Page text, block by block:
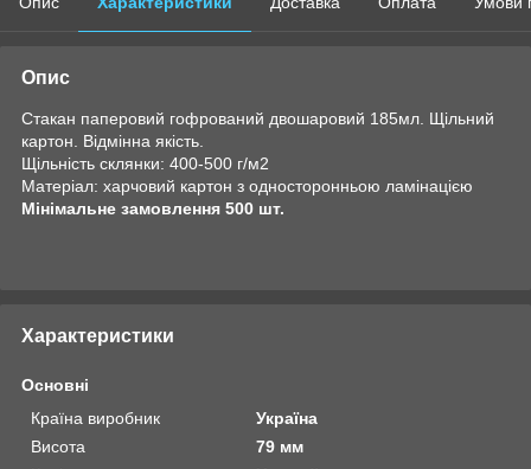
Опис
Стакан паперовий гофрований двошаровий 185мл. Щільний
картон. Відмінна якість.
Щільність склянки: 400-500 г/м2
Матеріал: харчовий картон з односторонньою ламінацією
Мінімальне замовлення 500 шт.
Характеристики
Основні
Країна виробник
Україна
Висота
79 мм